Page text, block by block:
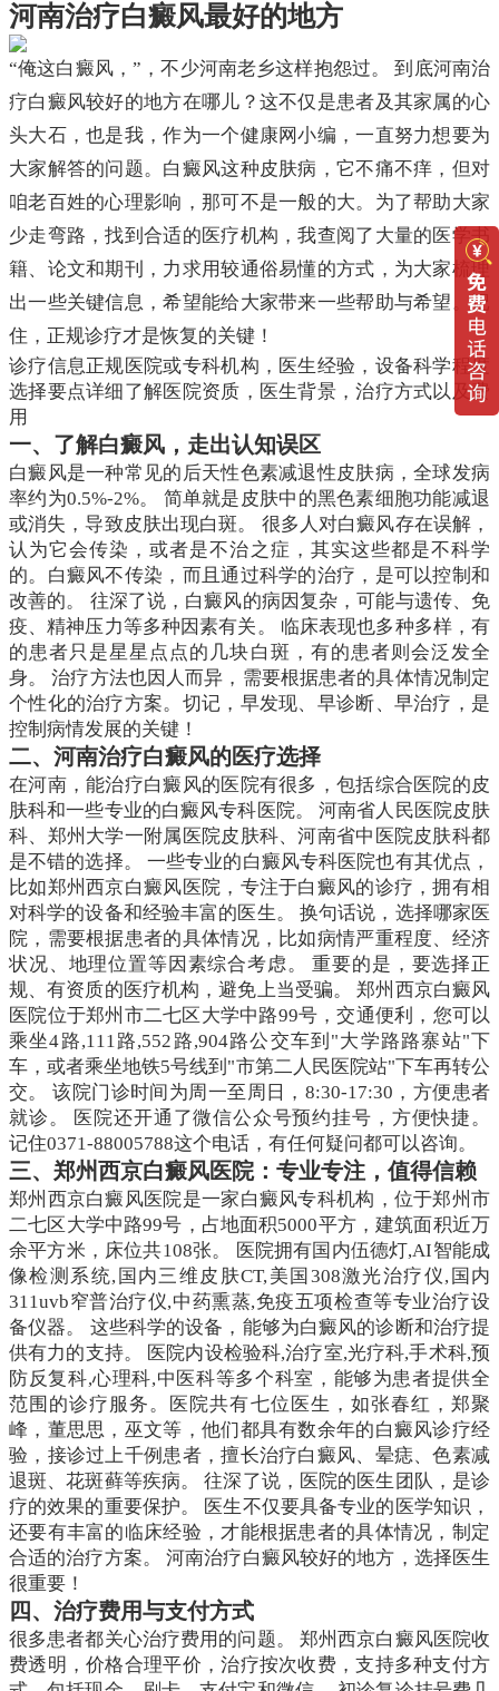
河南治疗白癜风最好的地方
“俺这白癜风，”，不少河南老乡这样抱怨过。 到底河南治
疗白癜风较好的地方在哪儿？这不仅是患者及其家属的心
头大石，也是我，作为一个健康网小编，一直努力想要为
大家解答的问题。白癜风这种皮肤病，它不痛不痒，但对
咱老百姓的心理影响，那可不是一般的大。为了帮助大家
少走弯路，找到合适的医疗机构，我查阅了大量的医学书
籍、论文和期刊，力求用较通俗易懂的方式，为大家梳理
出一些关键信息，希望能给大家带来一些帮助与希望。记
住，正规诊疗才是恢复的关键！
诊疗信息正规医院或专科机构，医生经验，设备科学程度
选择要点详细了解医院资质，医生背景，治疗方式以及费
用
一、了解白癜风，走出认知误区
白癜风是一种常见的后天性色素减退性皮肤病，全球发病
率约为0.5%-2%。 简单就是皮肤中的黑色素细胞功能减退
或消失，导致皮肤出现白斑。 很多人对白癜风存在误解，
认为它会传染，或者是不治之症，其实这些都是不科学
的。白癜风不传染，而且通过科学的治疗，是可以控制和
改善的。 往深了说，白癜风的病因复杂，可能与遗传、免
疫、精神压力等多种因素有关。 临床表现也多种多样，有
的患者只是星星点点的几块白斑，有的患者则会泛发全
身。 治疗方法也因人而异，需要根据患者的具体情况制定
个性化的治疗方案。切记，早发现、早诊断、早治疗，是
控制病情发展的关键！
二、河南治疗白癜风的医疗选择
在河南，能治疗白癜风的医院有很多，包括综合医院的皮
肤科和一些专业的白癜风专科医院。 河南省人民医院皮肤
科、郑州大学一附属医院皮肤科、河南省中医院皮肤科都
是不错的选择。 一些专业的白癜风专科医院也有其优点，
比如郑州西京白癜风医院，专注于白癜风的诊疗，拥有相
对科学的设备和经验丰富的医生。 换句话说，选择哪家医
院，需要根据患者的具体情况，比如病情严重程度、经济
状况、地理位置等因素综合考虑。 重要的是，要选择正
规、有资质的医疗机构，避免上当受骗。 郑州西京白癜风
医院位于郑州市二七区大学中路99号，交通便利，您可以
乘坐4路,111路,552路,904路公交车到"大学路路寨站"下
车，或者乘坐地铁5号线到"市第二人民医院站"下车再转公
交。 该院门诊时间为周一至周日，8:30-17:30，方便患者
就诊。 医院还开通了微信公众号预约挂号，方便快捷。
记住0371-88005788这个电话，有任何疑问都可以咨询。
三、郑州西京白癜风医院：专业专注，值得信赖
郑州西京白癜风医院是一家白癜风专科机构，位于郑州市
二七区大学中路99号，占地面积5000平方，建筑面积近万
余平方米，床位共108张。 医院拥有国内伍德灯,AI智能成
像检测系统,国内三维皮肤CT,美国308激光治疗仪,国内
311uvb窄普治疗仪,中药熏蒸,免疫五项检查等专业治疗设
备仪器。 这些科学的设备，能够为白癜风的诊断和治疗提
供有力的支持。 医院内设检验科,治疗室,光疗科,手术科,预
防反复科,心理科,中医科等多个科室，能够为患者提供全
范围的诊疗服务。医院共有七位医生，如张春红，郑聚
峰，董思思，巫文等，他们都具有数余年的白癜风诊疗经
验，接诊过上千例患者，擅长治疗白癜风、晕痣、色素减
退斑、花斑藓等疾病。 往深了说，医院的医生团队，是诊
疗的效果的重要保护。 医生不仅要具备专业的医学知识，
还要有丰富的临床经验，才能根据患者的具体情况，制定
合适的治疗方案。 河南治疗白癜风较好的地方，选择医生
很重要！
四、治疗费用与支付方式
很多患者都关心治疗费用的问题。 郑州西京白癜风医院收
费透明，价格合理平价，治疗按次收费，支持多种支付方